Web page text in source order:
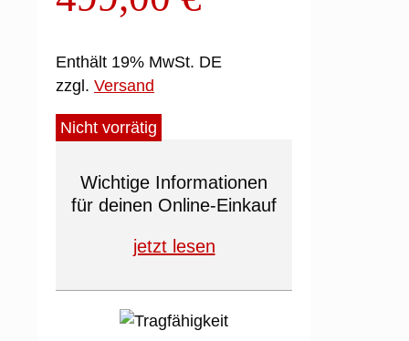
Enthält 19% MwSt. DE
zzgl. Versand
Nicht vorrätig
Wichtige Informationen
für deinen Online-Einkauf
jetzt lesen